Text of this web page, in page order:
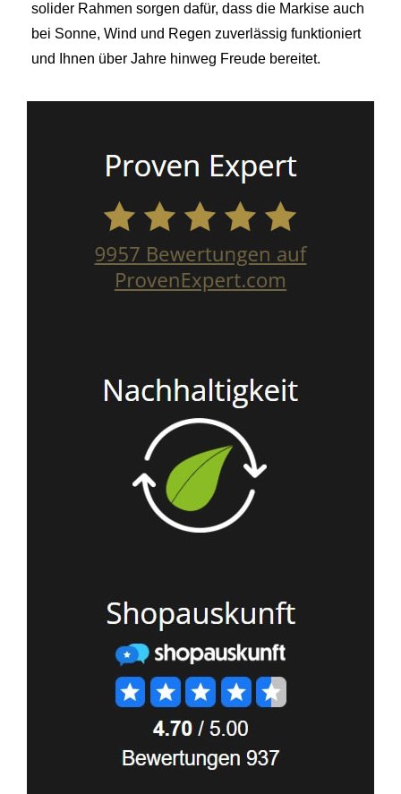
solider Rahmen sorgen dafür, dass die Markise auch
bei Sonne, Wind und Regen zuverlässig funktioniert
und Ihnen über Jahre hinweg Freude bereitet.